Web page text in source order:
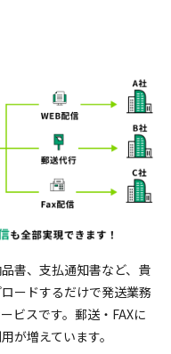
書、支払通知書など、貴
ードするだけで発送業務
ビスです。郵送・FAXに
が増えています。